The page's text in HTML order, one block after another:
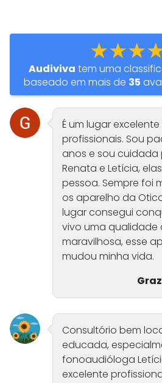
Audiviva tem uma
baseado em mais de 35
É um lugar
profissionais. Sou
anos e sou
Renata e Letícia,
pessoa. Sempre foi
os aparelho da
lugar consegui
vivo uma qualidade
maravilhosa, esse
mudou minha vida.
Consultório bem
educada,
fonoaudióloga
excelente